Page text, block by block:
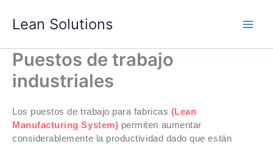
Lean Solutions
Puestos de trabajo
industriales
Los puestos de trabajo para fabricas (Lean
Manufacturing System) permiten aumentar
considerablemente la productividad dado que están